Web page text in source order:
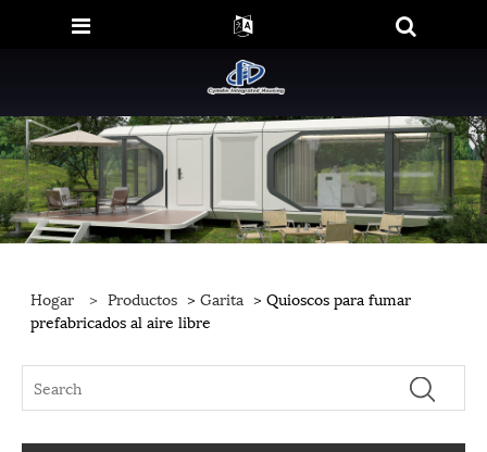
Hogar > Productos >Garita > Quioscos para fumar
prefabricados al aire libre